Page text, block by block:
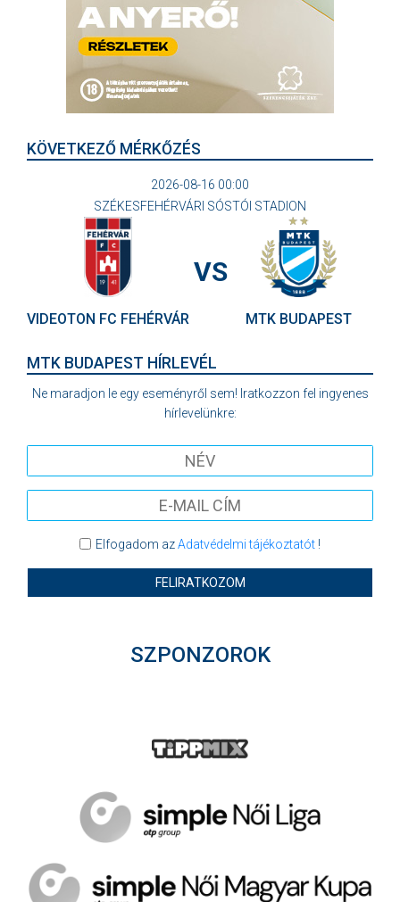
KÖVETKEZŐ MÉRKŐZÉS
2026-08-16 00:00
SZÉKESFEHÉRVÁRI SÓSTÓI STADION
VIDEOTON FC FEHÉRVÁR
VS
MTK BUDAPEST
MTK BUDAPEST HÍRLEVÉL
Ne maradjon le egy eseményről sem! Iratkozzon fel ingyenes
hírlevelünkre:
Elfogadom azAdatvédelmi tájékoztatót!
FELIRATKOZOM
SZPONZOROK